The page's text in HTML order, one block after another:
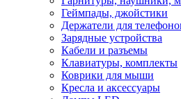
Геймпады, джойстики
Держатели для
Зарядные устройства
Кабели и разъемы
Клавиатуры, комплекты
Коврики для мыши
Кресла и аксессуары